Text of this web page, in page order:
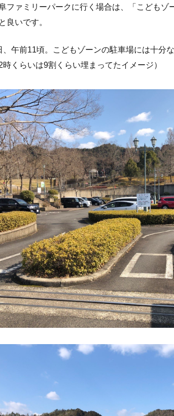
ファミリーパークに行く場合は、「こどもゾ
良いです。
、午前11頃。こどもゾーンの駐車場には十分
時くらいは9割くらい埋まってたイメージ）